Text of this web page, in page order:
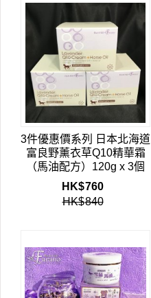
3件優惠價系列 日本北海道
富良野薰衣草Q10精華霜
（馬油配方）120g x 3個
HK$760
HK$840